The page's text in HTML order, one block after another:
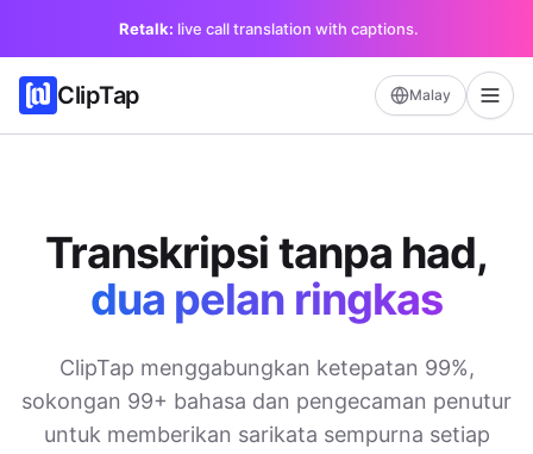
Retalk: live call translation with captions.
ClipTap Malay
Transkripsi tanpa had,
dua pelan ringkas
ClipTap menggabungkan ketepatan 99%,
sokongan 99+ bahasa dan pengecaman penutur
untuk memberikan sarikata sempurna setiap